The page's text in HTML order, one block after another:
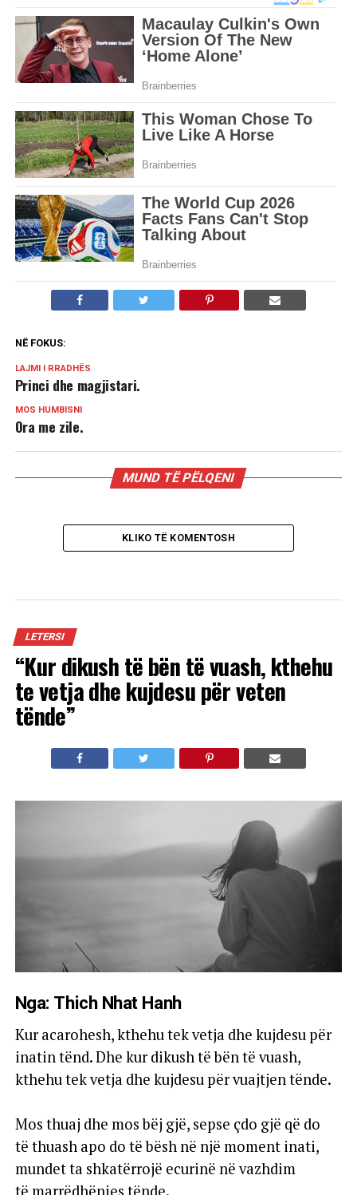
NË FOKUS:
LAJMI I RRADHËS
Princi dhe magjistari.
MOS HUMBISNI
Ora me zile.
MUND TË PËLQENI
KLIKO TË KOMENTOSH
LETERSI
“Kur dikush të bën të vuash, kthehu
te vetja dhe kujdesu për veten
tënde”
Nga: Thich Nhat Hanh
Kur acarohesh, kthehu tek vetja dhe kujdesu për
inatin tënd. Dhe kur dikush të bën të vuash,
kthehu tek vetja dhe kujdesu për vuajtjen tënde.
Mos thuaj dhe mos bëj gjë, sepse çdo gjë që do
të thuash apo do të bësh në një moment inati,
mundet ta shkatërrojë ecurinë në vazhdim
të marrëdhënies tënde.